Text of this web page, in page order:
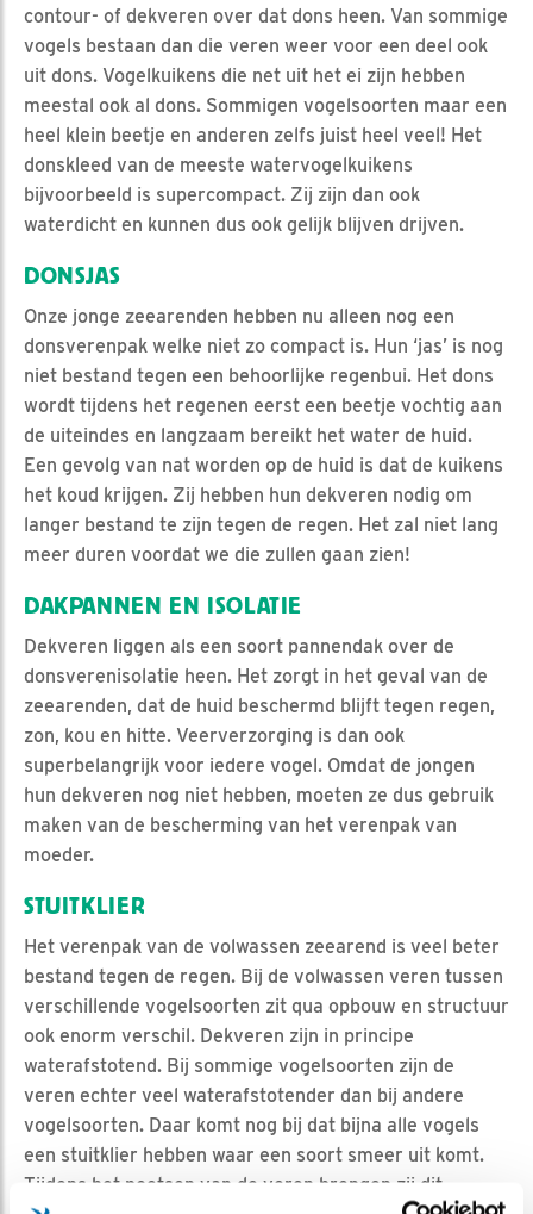
contour- of dekveren over dat dons heen. Van sommige
vogels bestaan dan die veren weer voor een deel ook
uit dons. Vogelkuikens die net uit het ei zijn hebben
meestal ook al dons. Sommigen vogelsoorten maar een
heel klein beetje en anderen zelfs juist heel veel! Het
donskleed van de meeste watervogelkuikens
bijvoorbeeld is supercompact. Zij zijn dan ook
waterdicht en kunnen dus ook gelijk blijven drijven.
DONSJAS
Onze jonge zeearenden hebben nu alleen nog een
donsverenpak welke niet zo compact is. Hun ‘jas’ is nog
niet bestand tegen een behoorlijke regenbui. Het dons
wordt tijdens het regenen eerst een beetje vochtig aan
de uiteindes en langzaam bereikt het water de huid.
Een gevolg van nat worden op de huid is dat de kuikens
het koud krijgen. Zij hebben hun dekveren nodig om
langer bestand te zijn tegen de regen. Het zal niet lang
meer duren voordat we die zullen gaan zien!
DAKPANNEN EN ISOLATIE
Dekveren liggen als een soort pannendak over de
donsverenisolatie heen. Het zorgt in het geval van de
zeearenden, dat de huid beschermd blijft tegen regen,
zon, kou en hitte. Veerverzorging is dan ook
superbelangrijk voor iedere vogel. Omdat de jongen
hun dekveren nog niet hebben, moeten ze dus gebruik
maken van de bescherming van het verenpak van
moeder.
STUITKLIER
Het verenpak van de volwassen zeearend is veel beter
bestand tegen de regen. Bij de volwassen veren tussen
verschillende vogelsoorten zit qua opbouw en structuur
ook enorm verschil. Dekveren zijn in principe
waterafstotend. Bij sommige vogelsoorten zijn de
veren echter veel waterafstotender dan bij andere
vogelsoorten. Daar komt nog bij dat bijna alle vogels
een stuitklier hebben waar een soort smeer uit komt.
Tijdens het poetsen van de veren brengen zij dit